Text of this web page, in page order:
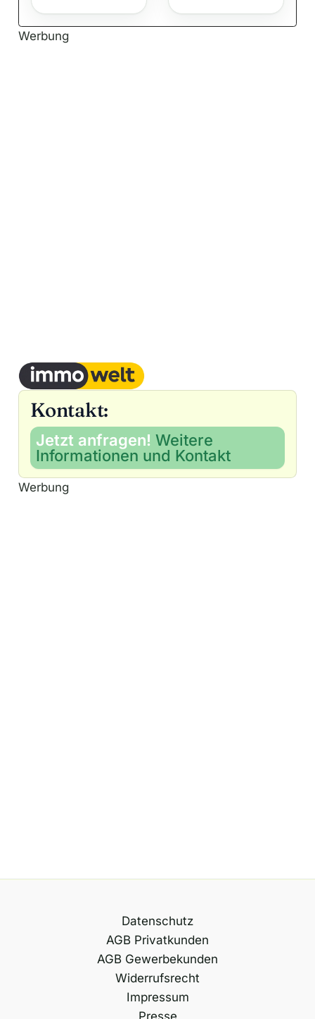
Werbung
Kontakt:
Jetzt anfragen! Weitere
Informationen und Kontakt
Werbung
Datenschutz
AGB Privatkunden
AGB Gewerbekunden
Widerrufsrecht
Impressum